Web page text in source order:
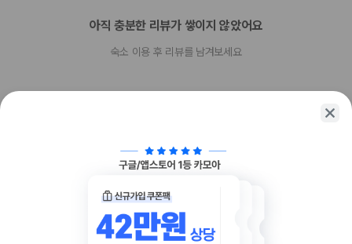
현금 결제 불가
American Express
아직 충분한 리뷰가 쌓이지 않았어요
숙소 이용 후 리뷰를 남겨보세요
함께 가는 친구에게 정보를 공유해보세요
카카오톡 링크복사